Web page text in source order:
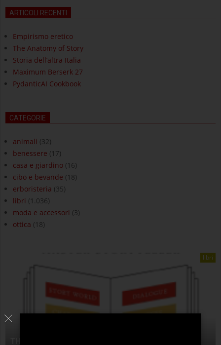
ARTICOLI RECENTI
Empirismo eretico
The Anatomy of Story
Storia dell’altra Italia
Maximum Berserk 27
PydanticAI Cookbook
CATEGORIE
animali (32)
benessere (17)
casa e giardino (16)
cibo e bevande (18)
erboristeria (35)
libri (1.036)
moda e accessori (3)
ottica (18)
libri